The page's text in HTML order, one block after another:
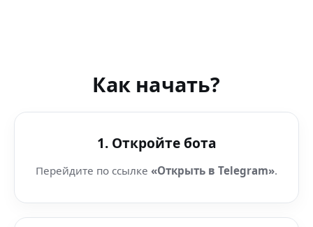
Как начать?
1. Откройте бота
Перейдите по ссылке «Открыть в Telegram».